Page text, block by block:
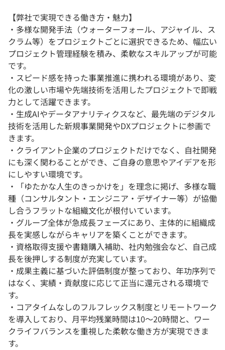
【弊社で実現できる働き方・魅力】
・多様な開発手法（ウォーターフォール、アジャイル、ス
クラム等）をプロジェクトごとに選択できるため、幅広い
プロジェクト管理経験を積み、柔軟なスキルアップが可能
です。
・スピード感を持った事業推進に携われる環境があり、変
化の激しい市場や先端技術を活用したプロジェクトで即戦
力として活躍できます。
・生成AIやデータアナリティクスなど、最先端のデジタル
技術を活用した新規事業開発やDXプロジェクトに参画で
きます。
・クライアント企業のプロジェクトだけでなく、自社開発
にも深く関わることができ、ご自身の意思やアイデアを形
にしやすい環境です。
・「ゆたかな人生のきっかけを」を理念に掲げ、多様な職
種（コンサルタント・エンジニア・デザイナー等）が協働
し合うフラットな組織文化が根付いています。
・グループ全体が急成長フェーズにあり、主体的に組織成
長を実感しながらキャリアを築くことができます。
・資格取得支援や書籍購入補助、社内勉強会など、自己成
長を後押しする制度が充実しています。
・成果主義に基づいた評価制度が整っており、年功序列で
はなく、実績・貢献度に応じて正当に還元される環境で
す。
・コアタイムなしのフルフレックス制度とリモートワーク
を導入しており、月平均残業時間は10～20時間と、ワー
クライフバランスを重視した柔軟な働き方が実現できま
す。